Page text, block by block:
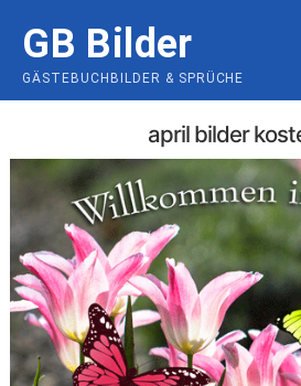
content
GB Bilder
GÄSTEBUCHBILDER & SPRÜCHE
april bilder